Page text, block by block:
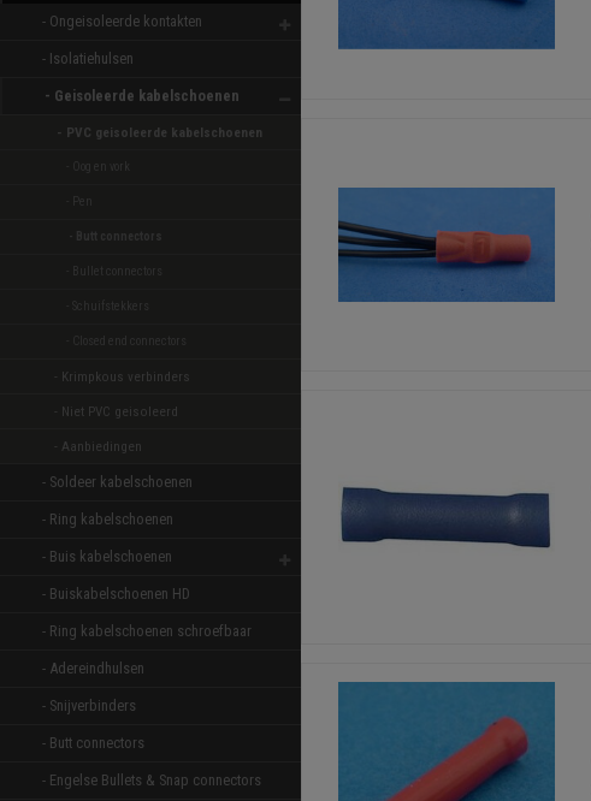
- Ongeisoleerde kontakten
- Isolatiehulsen
- Geisoleerde kabelschoenen
- PVC geisoleerde kabelschoenen
- Oog en vork
- Pen
- Butt connectors
- Bullet connectors
- Schuifstekkers
- Closed end connectors
- Krimpkous verbinders
- Niet PVC geisoleerd
- Aanbiedingen
- Soldeer kabelschoenen
- Ring kabelschoenen
- Buis kabelschoenen
- Buiskabelschoenen HD
- Ring kabelschoenen schroefbaar
- Adereindhulsen
- Snijverbinders
- Butt connectors
- Engelse Bullets & Snap connectors